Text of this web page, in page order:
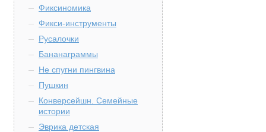
Фиксиномика
Фикси-инструменты
Русалочки
Бананаграммы
Не спугни пингвина
Пушкин
Конверсейшн. Семейные
истории
Эврика детская